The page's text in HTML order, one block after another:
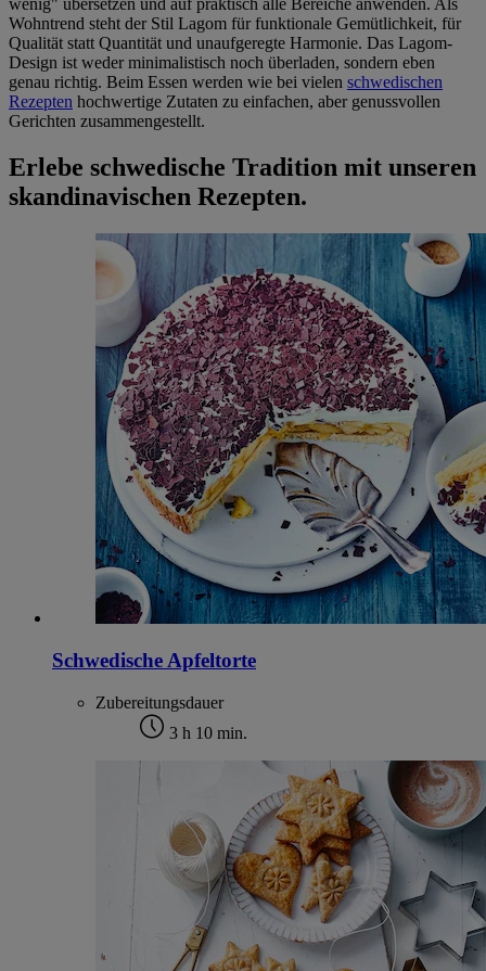
wenig" übersetzen und auf praktisch alle Bereiche anwenden. Als
Wohntrend steht der Stil Lagom für funktionale Gemütlichkeit, für
Qualität statt Quantität und unaufgeregte Harmonie. Das Lagom-
Design ist weder minimalistisch noch überladen, sondern eben
genau richtig. Beim Essen werden wie bei vielen schwedischen
Rezepten hochwertige Zutaten zu einfachen, aber genussvollen
Gerichten zusammengestellt.
Erlebe schwedische Tradition mit unseren
skandinavischen Rezepten.
Schwedische Apfeltorte
Zubereitungsdauer
3 h 10 min.